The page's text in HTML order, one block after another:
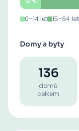
0–14 let 15–64 let
Domy a byty
136
domů
celkem